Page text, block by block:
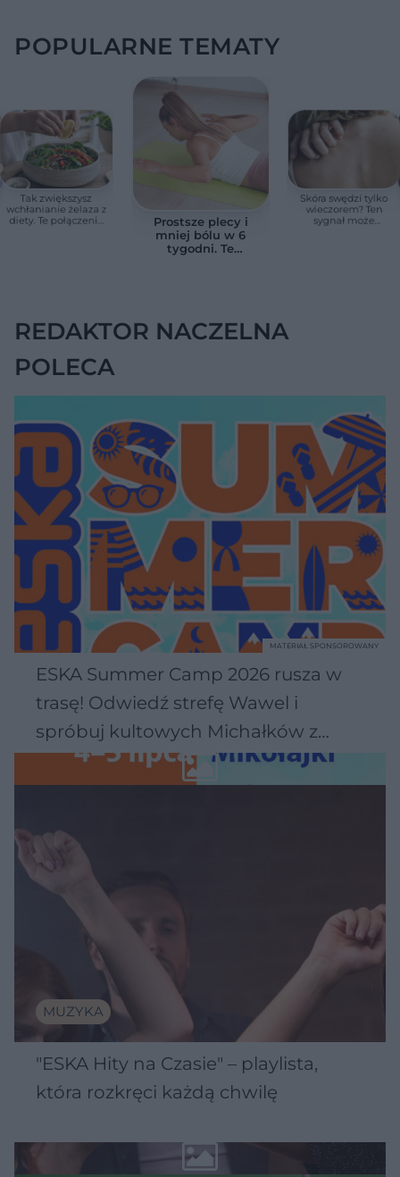
POPULARNE TEMATY
Tak zwiększysz
wchłanianie żelaza z
diety. Te połączenia
Prostsze plecy i
mniej bólu w 6
tygodni. Te
Skóra swędzi tylko
wieczorem? Ten
sygnał może
REDAKTOR NACZELNA
POLECA
ESKA Summer Camp 2026 rusza w
trasę! Odwiedź strefę Wawel i
spróbuj kultowych Michałków z
Wawelu
MATERIAŁ SPONSOROWANY
MUZYKA
"ESKA Hity na Czasie" – playlista,
która rozkręci każdą chwilę